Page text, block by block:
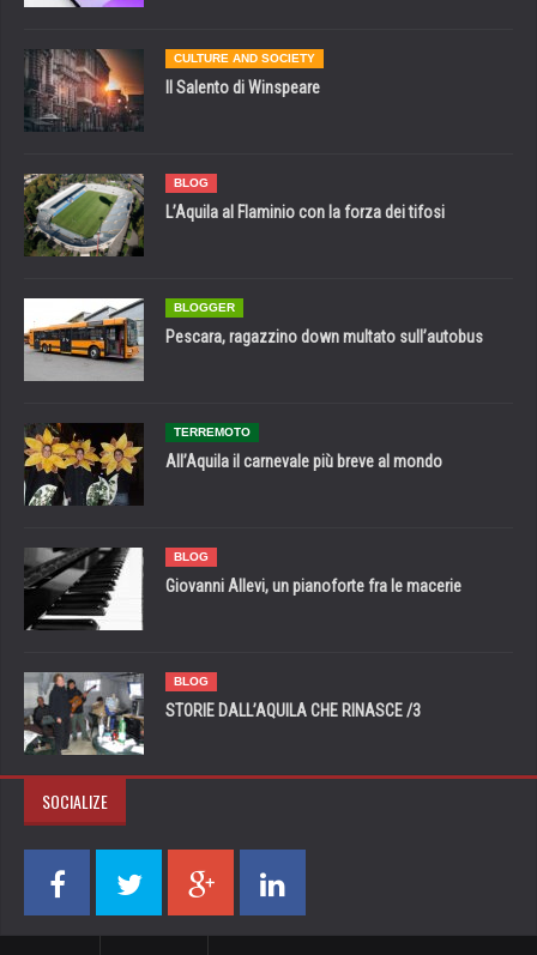
CULTURE AND SOCIETY
Il Salento di Winspeare
BLOG
L’Aquila al Flaminio con la forza dei tifosi
BLOGGER
Pescara, ragazzino down multato sull’autobus
TERREMOTO
All’Aquila il carnevale più breve al mondo
BLOG
Giovanni Allevi, un pianoforte fra le macerie
BLOG
STORIE DALL’AQUILA CHE RINASCE /3
SOCIALIZE